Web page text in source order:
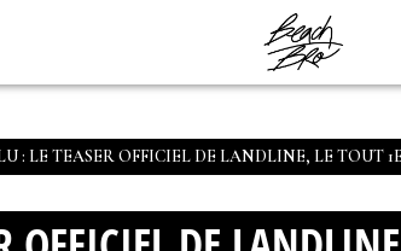
: LE TEASER OFFICIEL DE LANDLINE, LE TOUT